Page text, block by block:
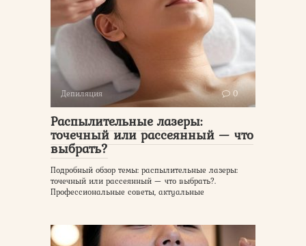
Депиляция 0
Распылительные лазеры:
точечный или рассеянный — что
выбрать?
Подробный обзор темы: распылительные лазеры:
точечный или рассеянный — что выбрать?.
Профессиональные советы, актуальные